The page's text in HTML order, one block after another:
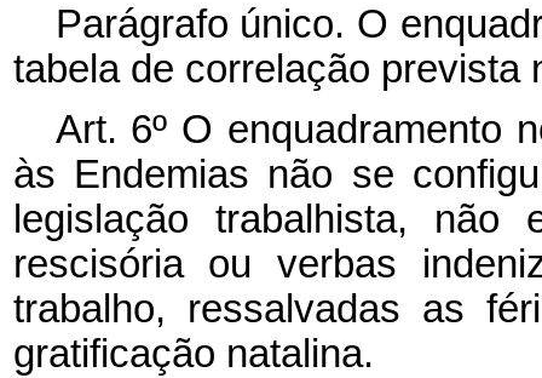
Parágrafo único. O
tabela de correlação prevista
Art. 6º O enquadramento
às Endemias não se
legislação trabalhista, não
rescisória ou verbas
trabalho, ressalvadas as
gratificação natalina.